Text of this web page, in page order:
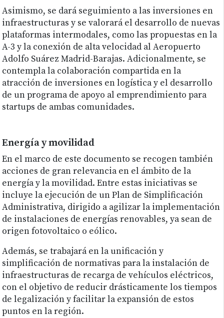
Asimismo, se dará seguimiento a las inversiones en
infraestructuras y se valorará el desarrollo de nuevas
plataformas intermodales, como las propuestas en la
A-3 y la conexión de alta velocidad al Aeropuerto
Adolfo Suárez Madrid-Barajas. Adicionalmente, se
contempla la colaboración compartida en la
atracción de inversiones en logística y el desarrollo
de un programa de apoyo al emprendimiento para
startups de ambas comunidades.
Energía y movilidad
En el marco de este documento se recogen también
acciones de gran relevancia en el ámbito de la
energía y la movilidad. Entre estas iniciativas se
incluye la ejecución de un Plan de Simplificación
Administrativa, dirigido a agilizar la implementación
de instalaciones de energías renovables, ya sean de
origen fotovoltaico o eólico.
Además, se trabajará en la unificación y
simplificación de normativas para la instalación de
infraestructuras de recarga de vehículos eléctricos,
con el objetivo de reducir drásticamente los tiempos
de legalización y facilitar la expansión de estos
puntos en la región.